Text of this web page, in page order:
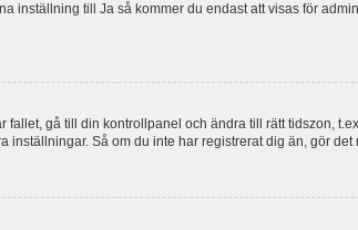
inställning till Ja så kommer du endast att visas för
gå till din kontrollpanel och ändra till rätt tidszon,
inställningar. Så om du inte har registrerat dig än, gör det